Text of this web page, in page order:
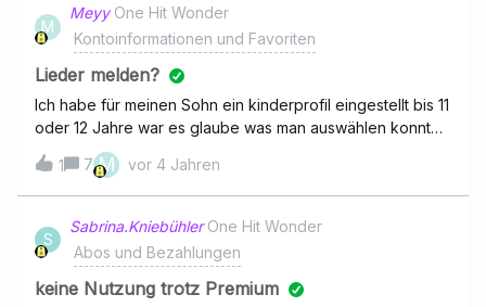
M
Meyy One Hit Wonder
Kontoinformationen und Favoriten
Lieder melden?
Ich habe für meinen Sohn ein kinderprofil eingestellt bis 11
oder 12 Jahre war es glaube was man auswählen konnte.
Nun hörte er heute ein Lied wo unter anderem Wörter wie
“Nutte, Hurensohn,..” usw fallen. Ich wollte dieses Lied
“melden" da es ja mal absolut nicht in diese Altersklasse
gehört aber dies ist leider nicht möglich?!
1 7 M vor 4 Jahren
S
Sabrina.Kniebühler One Hit Wonder
Abos und Bezahlungen
keine Nutzung trotz Premium